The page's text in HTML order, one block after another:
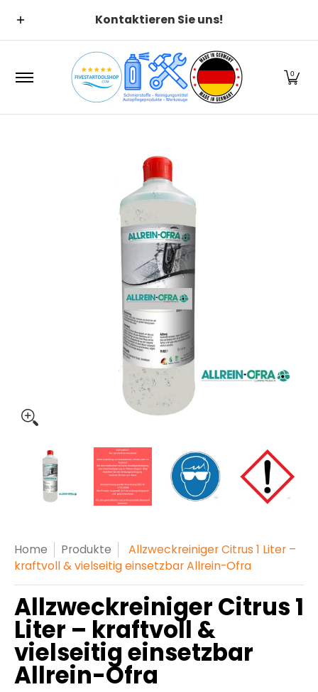
Zum Hauptinhalt springenKontaktieren Sie uns!
0
Zum Hauptinhalt springen
Allzweckreiniger Citrus 1 Liter – kraftvoll & vielseitig
Allzweckreiniger Citrus 1 Liter – kraftvoll
Allzweckreiniger Citrus 1
Home Produkte
Allzweckreiniger Citrus 1 Liter –
kraftvoll & vielseitig einsetzbar Allrein-Ofra
Allzweckreiniger Citrus 1
Liter – kraftvoll &
vielseitig einsetzbar
Allrein-Ofra